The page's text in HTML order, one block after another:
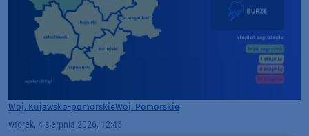
Woj. Kujawsko-pomorskieWoj. Pomorskie
wtorek, 4 sierpnia 2026, 12:45